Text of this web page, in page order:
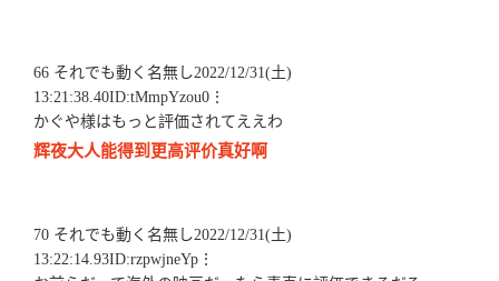
66 それでも動く名無し2022/12/31(土)
13:21:38.40ID:tMmpYzou0⋮
かぐや様はもっと評価されてええわ
辉夜大人能得到更高评价真好啊
70 それでも動く名無し2022/12/31(土)
13:22:14.93ID:rzpwjneYp⋮